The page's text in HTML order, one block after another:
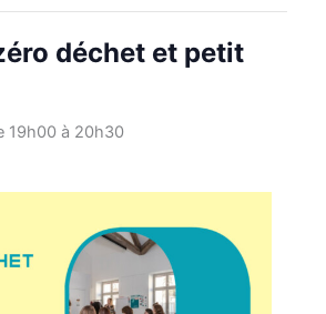
déchet et petit
19h00à 20h30